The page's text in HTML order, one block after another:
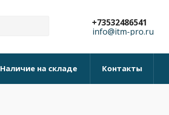
+73532486541
info@itm-pro.ru
Наличие на складе Контакты